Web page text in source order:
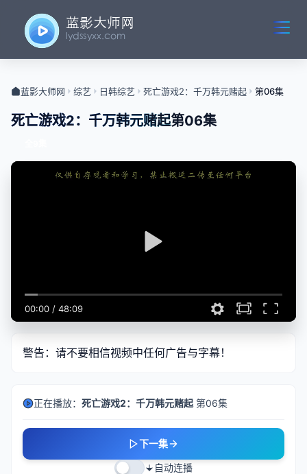
蓝影大师网 综艺 日韩综艺 死亡游戏2：千万韩元赌起 第06集
死亡游戏2：千万韩元赌起第06集
00:00 / 48:09
警告：请不要相信视频中任何广告与字幕！
正在播放： 死亡游戏2：千万韩元赌起 第06集
下一集
自动连播